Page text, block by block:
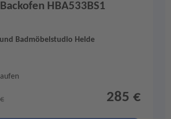
HBA533BS1
Badmöbelstudio Helde
285 €